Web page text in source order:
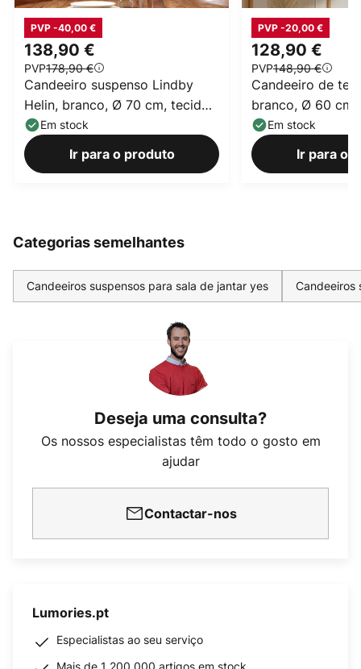
138,90 €
PVP178,90 €
PVP -40,00 €
Candeeiro suspenso Lindby
Helin, branco, Ø 70 cm, tecido,
3 x E27
Em stock
Ir para o produto
128,90 €
PVP148,90 €
PVP -20,00 €
Candeeiro de
branco, Ø 60
E27Em stock
Ir para o
Categorias semelhantes
Candeeiros suspensos para sala de jantar yes Candeeiros
Deseja uma consulta?
Os nossos especialistas têm todo o gosto em
ajudar
Contactar-nos
Lumories.pt
Especialistas ao seu serviço